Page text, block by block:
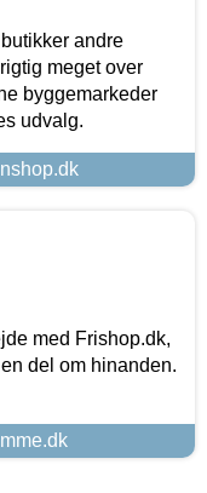
andre
meget over
byggemarkeder
udvalg.
med Frishop.dk,
del om hinanden.